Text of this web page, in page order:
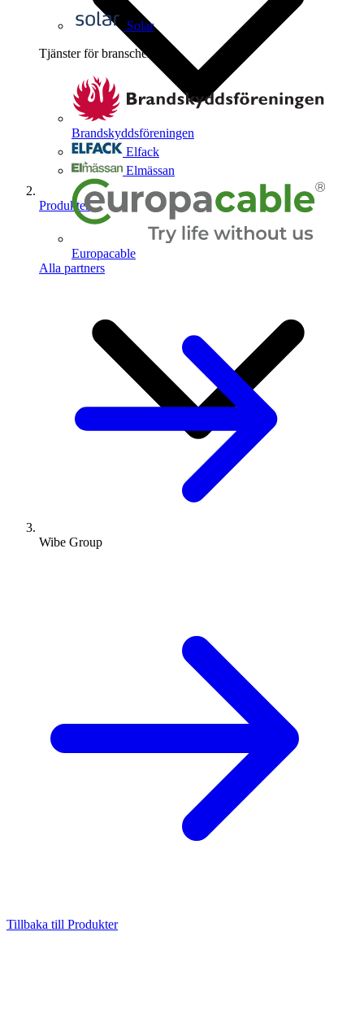
Solar
Tjänster för branschen
Brandskyddsföreningen
Elfack
Elmässan
Europacable
Alla partners
Produkter
Wibe Group
Tillbaka till Produkter